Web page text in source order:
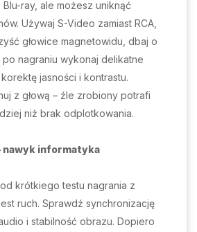
ray, ale możesz uniknąć
Używaj S-Video zamiast RCA,
głowice magnetowidu, dbaj o
po nagraniu wykonaj delikatne
jasności i kontrastu.
z głową – źle zrobiony potrafi
niż brak odplotkowania.
nawyk informatyka
krótkiego testu nagrania z
ruch. Sprawdź synchronizację
i stabilność obrazu. Dopiero